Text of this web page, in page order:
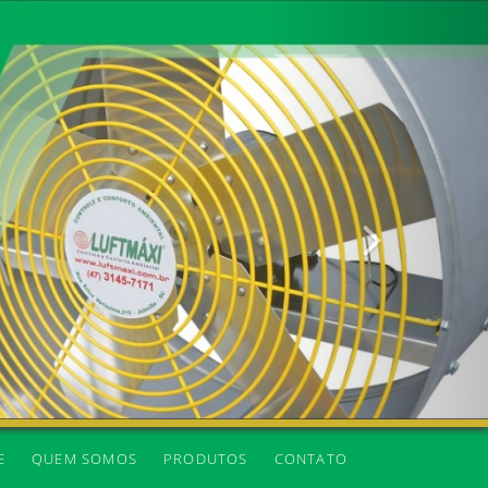
QUEM SOMOS PRODUTOS CONTATO